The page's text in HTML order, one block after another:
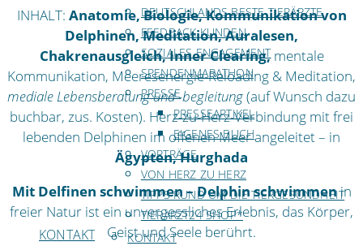
DEUTSCHLANDS BESTE TIERÄRZTE
FEEDBACK KUNDEN
SOZIALES ENGAGEMENT
SPENDENMARATHON
PRESSE
PRESSEARTIKEL
EIGENES BUCH
VORTRÄGE
VON HERZ ZU HERZ
TIPPS RUND UM DIE TIERGESUNDHEIT
TIERARZT24 SHOP*
KONTAKT
KONTAKT
INHALT: Anatomie, Biologie, Kommunikation von
Delphinen, Meditation, Auralesen,
Chakrenausgleich, Inner Clearing,mentale
Kommunikation, Meeresenergie-Reloading & Meditation,
mediale Lebensberatung und -begleitung(auf Wunsch dazu
buchbar, zus. Kosten). Herz-zu-Herz-Verbindung mit frei
lebenden Delphinen im offenen Meer angeleitet – in
Ägypten, Hurghada
Mit Delfinen schwimmen – Delphin schwimmenin
freier Natur ist ein unvergessliches Erlebnis, das Körper,
Geist und Seele berührt.